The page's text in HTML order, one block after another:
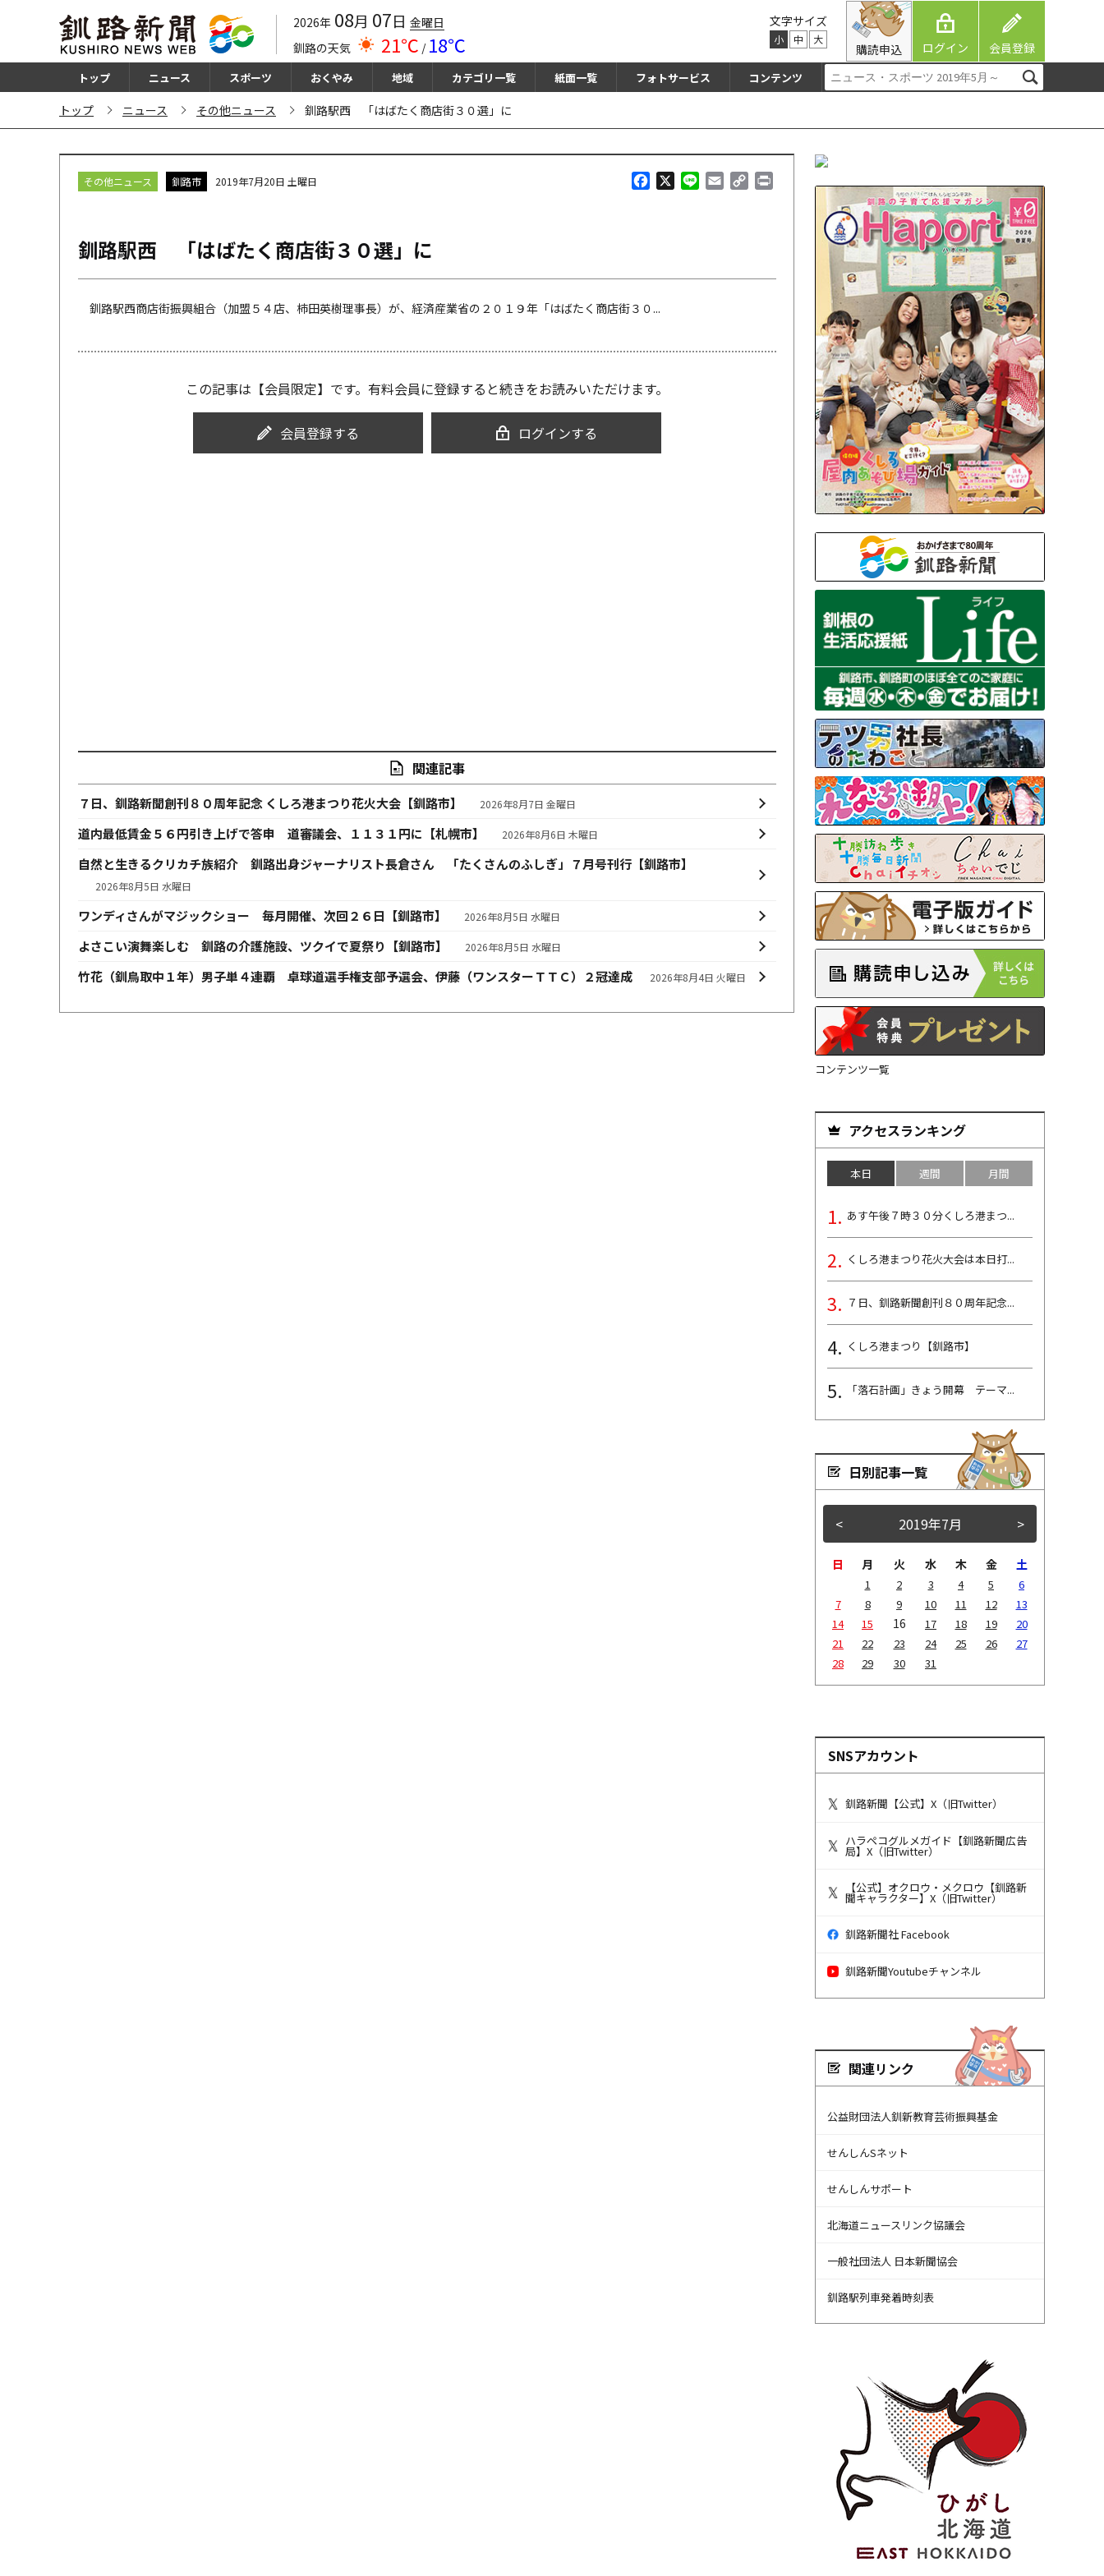
2026年 08月 07日 金曜日
釧路の天気
21℃ / 18℃
文字サイズ
小 中 大
購読申込 ログイン 会員登録
トップ ニュース スポーツ おくやみ 地域 カテゴリ一覧 紙面一覧 フォトサービス コンテンツ
トップ ニュース その他ニュース 釧路駅西 「はばたく商店街３０選」に
k
その他ニュース 釧路市 2019年7月20日 土曜日
釧路駅西 「はばたく商店街３０選」に
釧路駅西商店街振興組合（加盟５４店、柿田英樹理事長）が、経済産業省の２０１９年「はばたく商店街３０...
この記事は【会員限定】です。有料会員に登録すると続きをお読みいただけます。
会員登録する ログインする
関連記事
７日、釧路新聞創刊８０周年記念 くしろ港まつり花火大会【釧路市】 2026年8月7日 金曜日
道内最低賃金５６円引き上げで答申 道審議会、１１３１円に【札幌市】 2026年8月6日 木曜日
自然と生きるクリカチ族紹介 釧路出身ジャーナリスト長倉さん 「たくさんのふしぎ」７月号刊行【釧路市】
2026年8月5日 水曜日
ワンディさんがマジックショー 毎月開催、次回２６日【釧路市】 2026年8月5日 水曜日
よさこい演舞楽しむ 釧路の介護施設、ツクイで夏祭り【釧路市】 2026年8月5日 水曜日
竹花（釧鳥取中１年）男子単４連覇 卓球道選手権支部予選会、伊藤（ワンスターＴＴＣ）２冠達成 2026年8月4日 火曜日
コンテンツ一覧
アクセスランキング
本日 週間 月間
あす午後７時３０分くしろ港まつ...
くしろ港まつり花火大会は本日打...
７日、釧路新聞創刊８０周年記念...
くしろ港まつり【釧路市】
「落石計画」きょう開幕 テーマ...
日別記事一覧
< >
2019年7月
日 月 火 水 木 金 土
1 2 3 4 5
6
7
8 9 10 11 12
13
14
15 16 17 18 19
20
21
22 23 24 25 26
27
28
29 30 31
SNSアカウント
釧路新聞【公式】X（旧Twitter）
ハラペコグルメガイド【釧路新聞広告
局】X（旧Twitter）
【公式】オクロウ・メクロウ【釧路新
聞キャラクター】X（旧Twitter）
釧路新聞社 Facebook
釧路新聞Youtubeチャンネル
関連リンク
公益財団法人釧新教育芸術振興基金
せんしんSネット
せんしんサポート
北海道ニュースリンク協議会
一般社団法人 日本新聞協会
釧路駅列車発着時刻表